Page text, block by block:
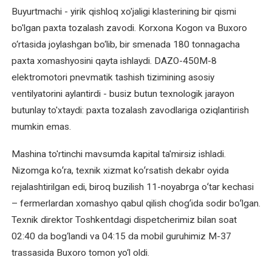
kollektorini
va
tiklash
Elektromotor
o'rashini
qayta
o'rash
Elektromotor
podshipniklarini
almashtirish
balanslash
Buyurtmachi - yirik qishloq xo'jaligi klasterining bir qismi
bo'lgan paxta tozalash zavodi. Korxona Kogon va Buxoro
o‘rtasida joylashgan bo‘lib, bir smenada 180 tonnagacha
paxta xomashyosini qayta ishlaydi. DAZO-450M-8
elektromotori pnevmatik tashish tizimining asosiy
ventilyatorini aylantirdi - busiz butun texnologik jarayon
butunlay to'xtaydi: paxta tozalash zavodlariga oziqlantirish
mumkin emas.
Mashina to'rtinchi mavsumda kapital ta'mirsiz ishladi.
Nizomga koʻra, texnik xizmat koʻrsatish dekabr oyida
rejalashtirilgan edi, biroq buzilish 11-noyabrga oʻtar kechasi
– fermerlardan xomashyo qabul qilish chogʻida sodir boʻlgan.
Texnik direktor Toshkentdagi dispetcherimiz bilan soat
02:40 da bog‘landi va 04:15 da mobil guruhimiz M-37
trassasida Buxoro tomon yo‘l oldi.